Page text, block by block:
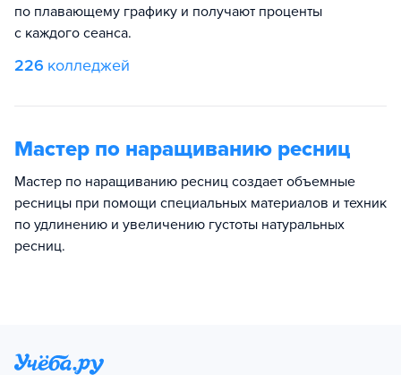
по плавающему графику и получают проценты
с каждого сеанса.
226 колледжей
Мастер по наращиванию ресниц
Мастер по наращиванию ресниц создает объемные
ресницы при помощи специальных материалов и техник
по удлинению и увеличению густоты натуральных
ресниц.